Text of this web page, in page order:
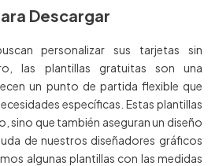
Descargar
personalizar sus tarjetas sin
las plantillas gratuitas son una
un punto de partida flexible que
específicas. Estas plantillas
sino que también aseguran un diseño
de nuestros diseñadores gráficos
algunas plantillas con las medidas